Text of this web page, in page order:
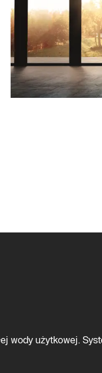
wody użytkowej.